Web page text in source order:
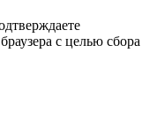
с целью сбора